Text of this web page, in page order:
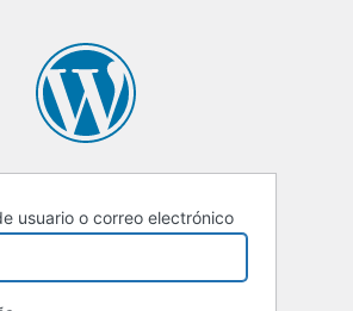
usuario o correo electrónico